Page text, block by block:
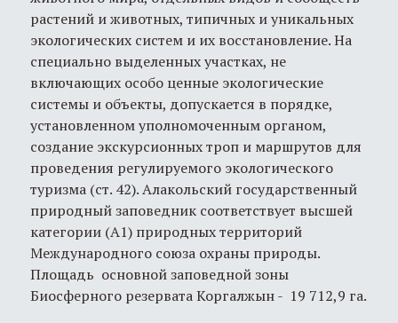
растений и животных, типичных и уникальных
экологических систем и их восстановление. На
специально выделенных участках, не
включающих особо ценные экологические
системы и объекты, допускается в порядке,
установленном уполномоченным органом,
создание экскурсионных троп и маршрутов для
проведения регулируемого экологического
туризма (ст. 42). Алакольский государственный
природный заповедник соответствует высшей
категории (А1) природных территорий
Международного cоюза охраны природы.
Площадь основной заповедной зоны
Биосферного резервата Коргалжын - 19 712,9 га.